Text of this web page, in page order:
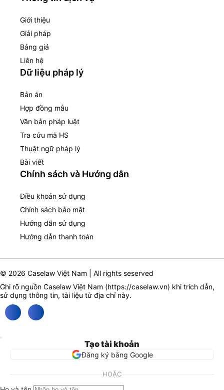
Giới thiệu
Giải pháp
Bảng giá
Liên hệ
Dữ liệu pháp lý
Bản án
Hợp đồng mẫu
Văn bản pháp luật
Tra cứu mã HS
Thuật ngữ pháp lý
Bài viết
Chính sách và Hướng dẫn
Điều khoản sử dụng
Chính sách bảo mật
Hướng dẫn sử dụng
Hướng dẫn thanh toán
© 2026 Caselaw Việt Nam | All rights seserved
Ghi rõ nguồn Caselaw Việt Nam (https://caselaw.vn) khi trích dẫn,
sử dụng thông tin, tài liệu từ địa chỉ này.
Tạo tài khoản
Đăng ký bằng Google
HOẶC